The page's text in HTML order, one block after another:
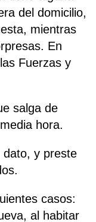
del domicilio,
mientras
En
Fuerzas y
salga de
hora.
dato, y preste
casos:
al habitar